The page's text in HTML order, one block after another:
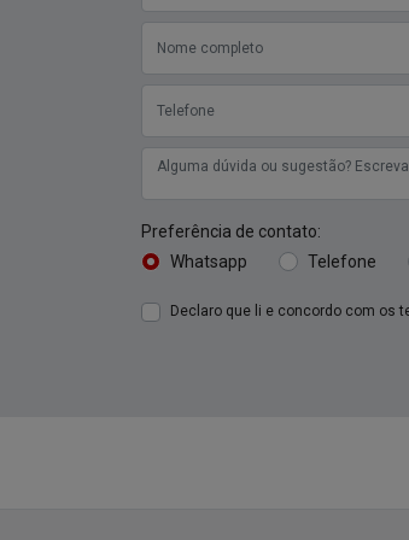
Preferência de contato:
Whatsapp
Telefone
Declaro que li e concordo com os